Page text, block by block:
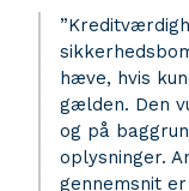
hæve, hvis
gælden. Den
og på
oplysninger.
gennemsnit